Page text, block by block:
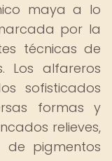
maya a lo
por la
técnicas de
Los alfareros
sofisticados
formas y
relieves,
de pigmentos